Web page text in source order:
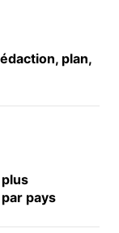
plan,
pays